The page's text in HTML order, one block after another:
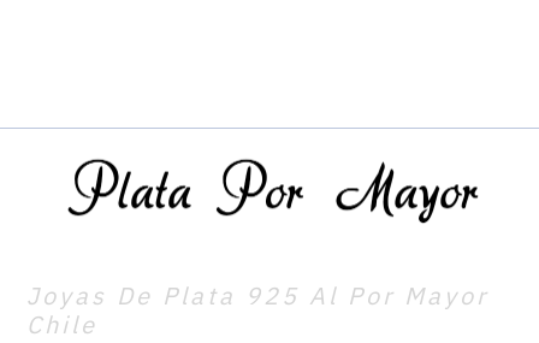
Joyas De Plata 925 Al Por Mayor
Chile